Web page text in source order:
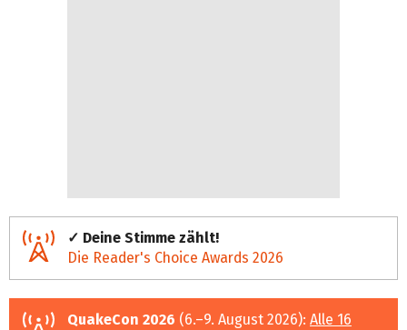
✓ Deine Stimme zählt!
Die Reader's Choice Awards 2026
QuakeCon 2026 (6.–9. August 2026): Alle 16